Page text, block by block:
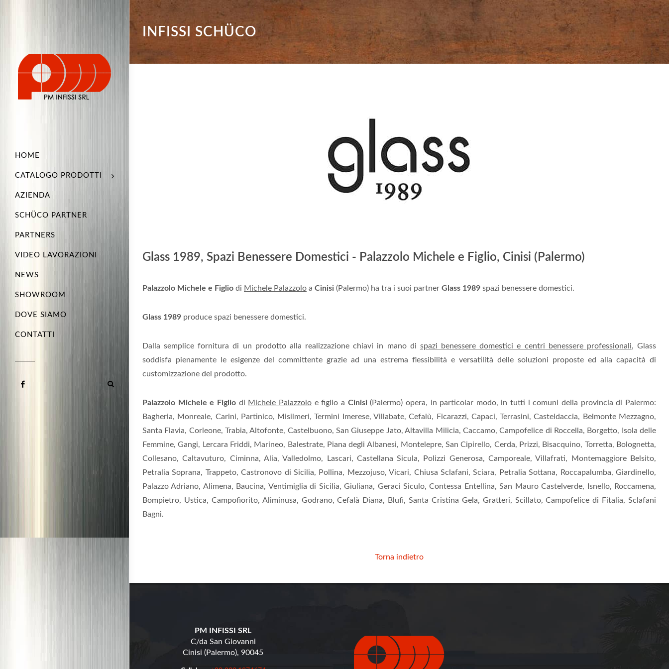
HOME
CATALOGO PRODOTTI
AZIENDA
SCHÜCO PARTNER
PARTNERS
VIDEO LAVORAZIONI
NEWS
SHOWROOM
DOVE SIAMO
CONTATTI
INFISSI SCHÜCO
Glass 1989, Spazi Benessere Domestici - Palazzolo Michele e Figlio, Cinisi (Palermo)
Palazzolo Michele e Figlio di Michele Palazzolo a Cinisi (Palermo) ha tra i suoi partner Glass 1989 spazi benessere domestici.
Glass 1989 produce spazi benessere domestici.
Dalla semplice fornitura di un prodotto alla realizzazione chiavi in mano di spazi benessere domestici e centri benessere professionali, Glass
soddisfa pienamente le esigenze del committente grazie ad una estrema flessibilità e versatilità delle soluzioni proposte ed alla capacità di
customizzazione del prodotto.
Palazzolo Michele e Figliodi Michele Palazzoloe figlio a Cinisi (Palermo) opera, in particolar modo, in tutti i comuni della provincia di Palermo:
Bagheria, Monreale, Carini, Partinico, Misilmeri, Termini Imerese, Villabate, Cefalù, Ficarazzi, Capaci, Terrasini, Casteldaccia, Belmonte Mezzagno,
Santa Flavia, Corleone, Trabia, Altofonte, Castelbuono, San Giuseppe Jato, Altavilla Milicia, Caccamo, Campofelice di Roccella, Borgetto, Isola delle
Femmine, Gangi, Lercara Friddi, Marineo, Balestrate, Piana degli Albanesi, Montelepre, San Cipirello, Cerda, Prizzi, Bisacquino, Torretta, Bolognetta,
Collesano, Caltavuturo, Ciminna, Alia, Valledolmo, Lascari, Castellana Sicula, Polizzi Generosa, Camporeale, Villafrati, Montemaggiore Belsito,
Petralia Soprana, Trappeto, Castronovo di Sicilia, Pollina, Mezzojuso, Vicari, Chiusa Sclafani, Sciara, Petralia Sottana, Roccapalumba, Giardinello,
Palazzo Adriano, Alimena, Baucina, Ventimiglia di Sicilia, Giuliana, Geraci Siculo, Contessa Entellina, San Mauro Castelverde, Isnello, Roccamena,
Bompietro, Ustica, Campofiorito, Aliminusa, Godrano, Cefalà Diana, Blufi, Santa Cristina Gela, Gratteri, Scillato, Campofelice di Fitalia, Sclafani
Bagni.
Torna indietro
PM INFISSI SRL
C/da San Giovanni
Cinisi (Palermo), 90045